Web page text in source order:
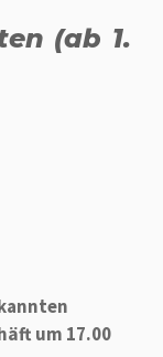
(ab 1.
um 17.00